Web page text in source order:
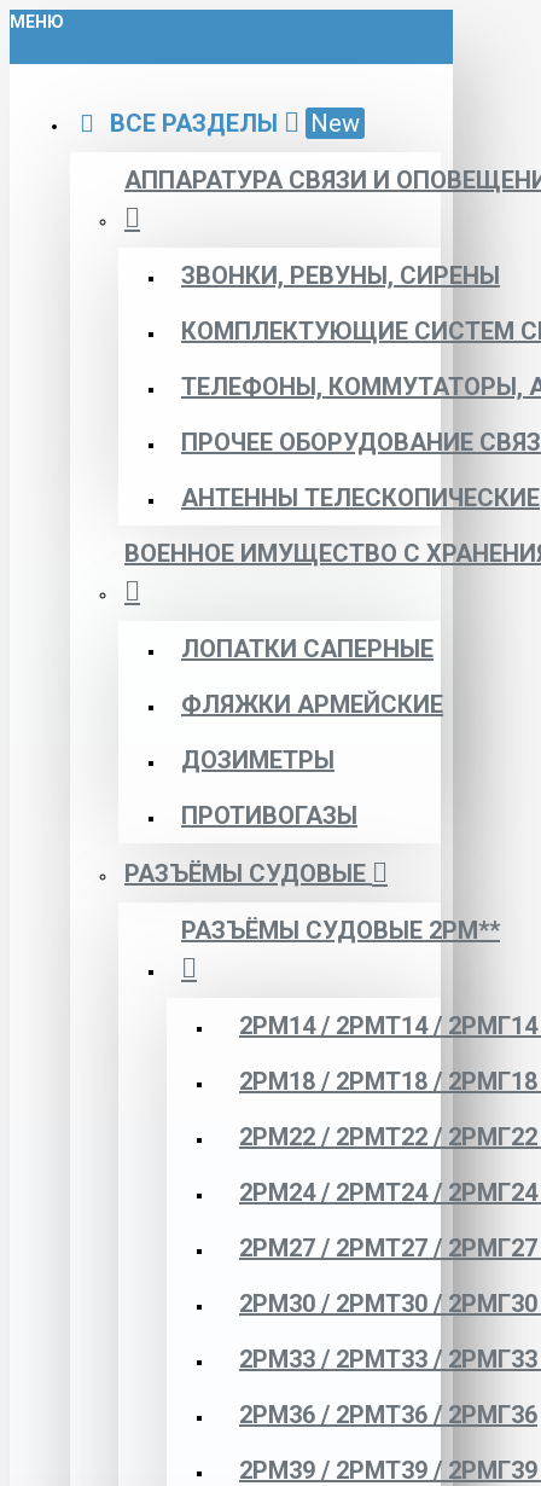
МЕНЮ
ВСЕ РАЗДЕЛЫ
New
АППАРАТУРА СВЯЗИ И
ЗВОНКИ, РЕВУНЫ, СИРЕНЫ
КОМПЛЕКТУЮЩИЕ СИСТЕМ
ТЕЛЕФОНЫ, КОММУТАТОРЫ,
ПРОЧЕЕ ОБОРУДОВАНИЕ
АНТЕННЫ ТЕЛЕСКОПИЧЕСКИЕ
ВОЕННОЕ ИМУЩЕСТВО С
ЛОПАТКИ САПЕРНЫЕ
ФЛЯЖКИ АРМЕЙСКИЕ
ДОЗИМЕТРЫ
ПРОТИВОГАЗЫ
РАЗЪЁМЫ СУДОВЫЕ
РАЗЪЁМЫ СУДОВЫЕ 2РМ**
2РМ14 / 2РМТ14 /
2РМ18 / 2РМТ18 /
2РМ22 / 2РМТ22 /
2РМ24 / 2РМТ24 /
2РМ27 / 2РМТ27 /
2РМ30 / 2РМТ30 /
2РМ33 / 2РМТ33 /
2РМ36 / 2РМТ36 / 2РМГ36
2РМ39 / 2РМТ39 /